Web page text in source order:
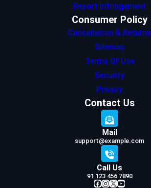
Report Infringement
Consumer Policy
Cancellation & Returns
Sitemap
Terms Of Use
Security
Privacy
Contact Us
Mail
support@example.com
Call Us
91 123 456 7890
Facebook InstagramX YouTube